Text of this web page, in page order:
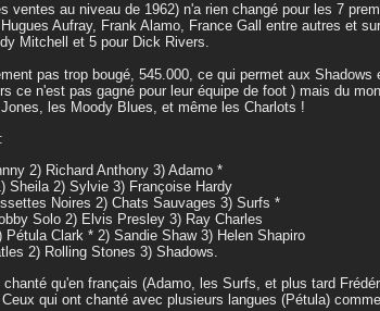
ventes au niveau de 1962) n'a rien changé pour les 7
Aufray, Frank Alamo, France Gall entre autres et
Mitchell et 5 pour Dick Rivers.
pas trop bougé, 545.000, ce qui permet aux Shadows
ce n'est pas gagné pour leur équipe de foot ) mais du
les Moody Blues, et même les Charlots !
2) Richard Anthony 3) Adamo *
Sheila 2) Sylvie 3) Françoise Hardy
Noires 2) Chats Sauvages 3) Surfs *
Solo 2) Elvis Presley 3) Ray Charles
Clark * 2) Sandie Shaw 3) Helen Shapiro
2) Rolling Stones 3) Shadows.
qu'en français (Adamo, les Surfs, et plus tard
qui ont chanté avec plusieurs langues (Pétula)